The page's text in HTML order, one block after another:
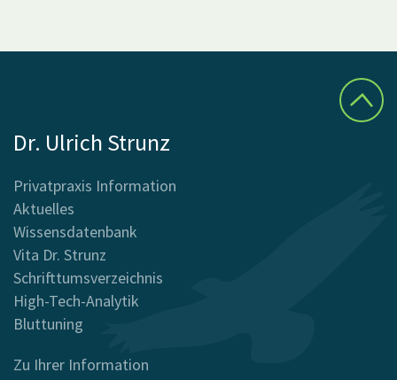
Dr. Ulrich Strunz
Privatpraxis Information
Aktuelles
Wissensdatenbank
Vita Dr. Strunz
Schrifttumsverzeichnis
High-Tech-Analytik
Bluttuning
Zu Ihrer Information